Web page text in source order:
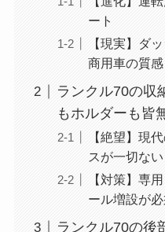
ート
【現実】ダ
商用車の質感
ランクル70の収
もホルダーも皆
【絶望】現
スが一切ない
【対策】専
ール増設が
ランクル70の後